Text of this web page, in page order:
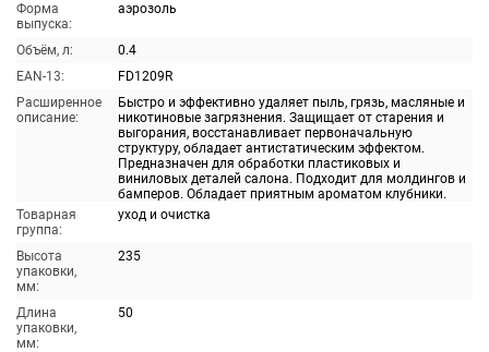
Форма
выпуска:
аэрозоль
Объём, л:
0.4
EAN-13:
FD1209R
Расширенное
описание:
Быстро и эффективно удаляет пыль, грязь, масляные и
никотиновые загрязнения. Защищает от старения и
выгорания, восстанавливает первоначальную
структуру, обладает антистатическим эффектом.
Предназначен для обработки пластиковых и
виниловых деталей салона. Подходит для молдингов и
бамперов. Обладает приятным ароматом клубники.
Товарная
группа:
уход и очистка
Высота
упаковки,
мм:
235
Длина
упаковки,
мм:
50